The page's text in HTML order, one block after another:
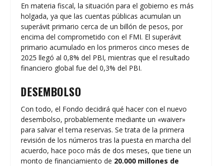
En materia fiscal, la situación para el gobierno es más
holgada, ya que las cuentas públicas acumulan un
superávit primario cerca de un billón de pesos, por
encima del comprometido con el FMI. El superávit
primario acumulado en los primeros cinco meses de
2025 llegó al 0,8% del PBI, mientras que el resultado
financiero global fue del 0,3% del PBI.
DESEMBOLSO
Con todo, el Fondo decidirá qué hacer con el nuevo
desembolso, probablemente mediante un «waiver»
para salvar el tema reservas. Se trata de la primera
revisión de los números tras la puesta en marcha del
acuerdo, hace poco más de dos meses, que tiene un
monto de financiamiento de 20.000 millones de